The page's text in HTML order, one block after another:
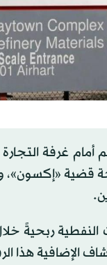
غرفة
قضية «إكسون»،
الإضافية هذا